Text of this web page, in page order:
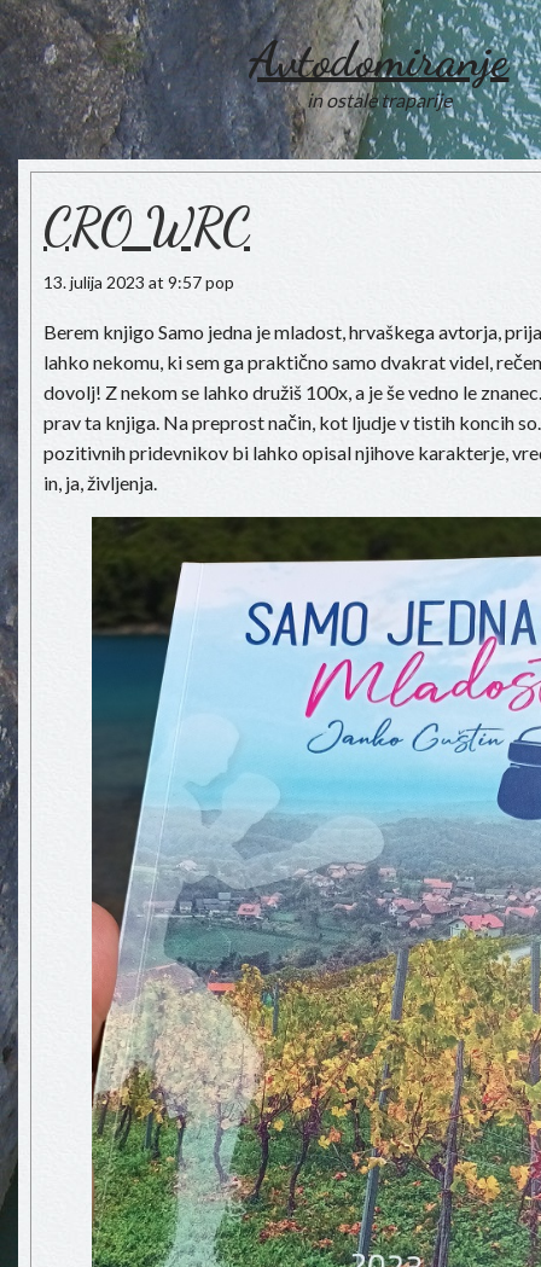
Avtodomiranje
in ostale traparije
CRO WRC
13. julija 2023 at 9:57 pop
Berem knjigo Samo jedna je mladost, hrvaškega avtorja,
lahko nekomu, ki sem ga praktično samo dvakrat videl,
dovolj! Z nekom se lahko družiš 100x, a je še vedno le
prav ta knjiga. Na preprost način, kot ljudje v tistih koncih
pozitivnih pridevnikov bi lahko opisal njihove karakterje,
in, ja, življenja.